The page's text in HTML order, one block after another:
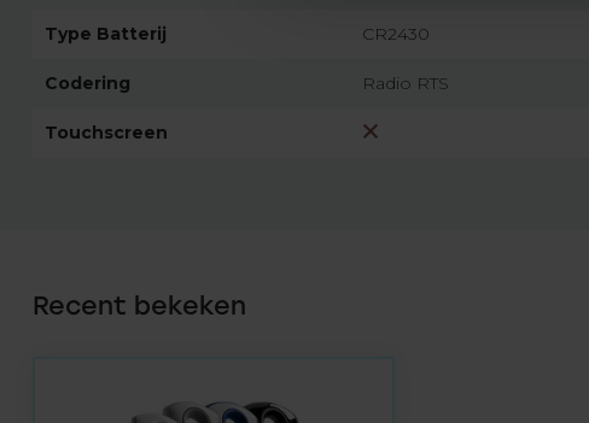
Type Batterij CR2430
Codering Radio RTS
Touchscreen
Recent bekeken